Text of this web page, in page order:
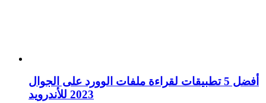
أفضل 5 تطبيقات لقراءة ملفات الوورد على الجوال
2023 للأندرويد